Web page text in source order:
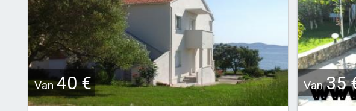
Van40 € Van35